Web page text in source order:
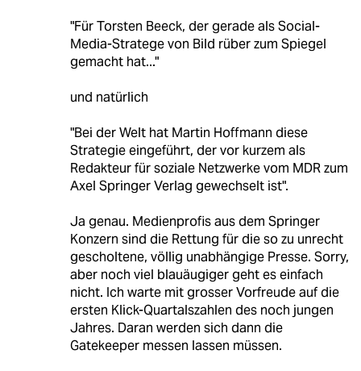
"Für Torsten Beeck, der gerade als Social-
Media-Stratege von Bild rüber zum Spiegel
gemacht hat..."
und natürlich
"Bei der Welt hat Martin Hoffmann diese
Strategie eingeführt, der vor kurzem als
Redakteur für soziale Netzwerke vom MDR zum
Axel Springer Verlag gewechselt ist".
Ja genau. Medienprofis aus dem Springer
Konzern sind die Rettung für die so zu unrecht
gescholtene, völlig unabhängige Presse. Sorry,
aber noch viel blauäugiger geht es einfach
nicht. Ich warte mit grosser Vorfreude auf die
ersten Klick-Quartalszahlen des noch jungen
Jahres. Daran werden sich dann die
Gatekeeper messen lassen müssen.